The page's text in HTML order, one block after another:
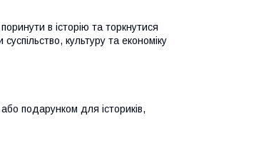
в історію та торкнутися
культуру та економіку
подарунком для істориків,